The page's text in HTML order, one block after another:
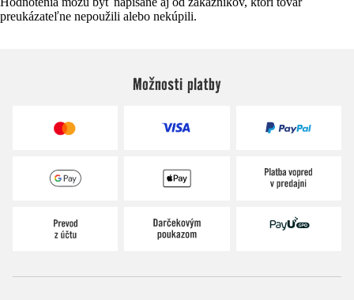
preukázateľne nepoužili alebo nekúpili.
Možnosti platby